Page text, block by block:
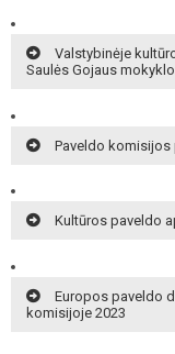
Valstybinėje
Saulės Gojaus
Paveldo komisijos
Kultūros paveldo
Europos paveldo
komisijoje 2023